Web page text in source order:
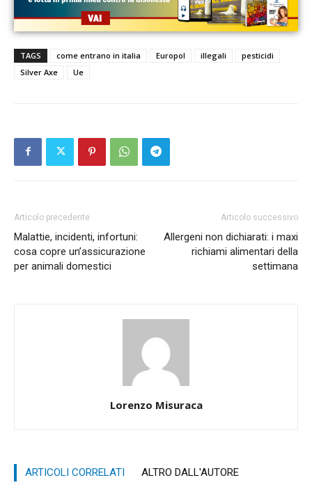
TAGS come entrano in italia Europol illegali
pesticidi
Silver Axe
Ue
Articolo precedente
Malattie, incidenti, infortuni:
cosa copre un’assicurazione
per animali domestici
Articolo successivo
Allergeni non dichiarati: i maxi
richiami alimentari della
settimana
Lorenzo Misuraca
ARTICOLI CORRELATI ALTRO DALL'AUTORE